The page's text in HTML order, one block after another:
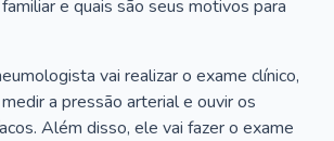
e quais são seus motivos para
vai realizar o exame clínico,
a pressão arterial e ouvir os
Além disso, ele vai fazer o exame